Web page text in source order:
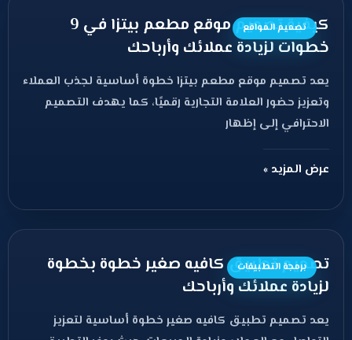
تصميم المواقع
كيفية تصميم موقع مطعم بيتزا في 9
خطوات لزيادة عملائك وأرباحك
يعد تصميم موقع مطعم بيتزا خطوة أساسية لجذب العملاء
وتعزيز حضور العلامة التجارية رقميًا، كما يهدف التصميم
الاحترافي إلى إظهار
عرض المزيد »
برمجة التطبيقات
تصميم تطبيق كافيه صغير خطوة بخطوة
لزيادة عملائك وأرباحك
يعد تصميم تطبيق كافيه صغير خطوة أساسية لتعزيز